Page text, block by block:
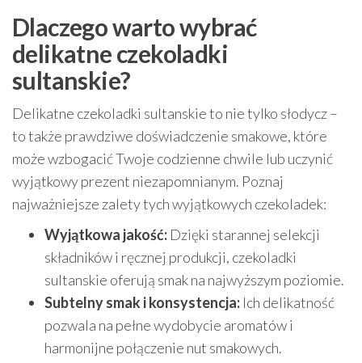
Dlaczego warto wybrać
delikatne czekoladki
sultanskie?
Delikatne czekoladki sultanskie to nie tylko słodycz –
to także prawdziwe doświadczenie smakowe, które
może wzbogacić Twoje codzienne chwile lub uczynić
wyjątkowy prezent niezapomnianym. Poznaj
najważniejsze zalety tych wyjątkowych czekoladek:
Wyjątkowa jakość: Dzięki starannej selekcji
składników i ręcznej produkcji, czekoladki
sultanskie oferują smak na najwyższym poziomie.
Subtelny smak i konsystencja: Ich delikatność
pozwala na pełne wydobycie aromatów i
harmonijne połączenie nut smakowych.